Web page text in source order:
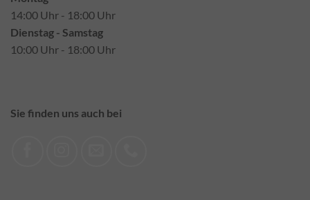
14:00 Uhr - 18:00 Uhr
Dienstag - Samstag
10:00 Uhr - 18:00 Uhr
Sie finden uns auch bei